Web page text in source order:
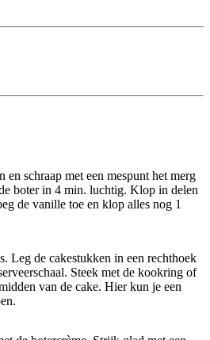
en schraap met een mespunt het merg
boter in 4 min. luchtig. Klop in delen
de vanille toe en klop alles nog 1
Leg de cakestukken in een rechthoek
Steek met de kookring of
van de cake. Hier kun je een